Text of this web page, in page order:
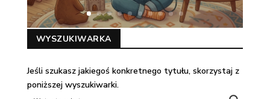
WYSZUKIWARKA
Jeśli szukasz jakiegoś konkretnego tytułu, skorzystaj z
poniższej wyszukiwarki.